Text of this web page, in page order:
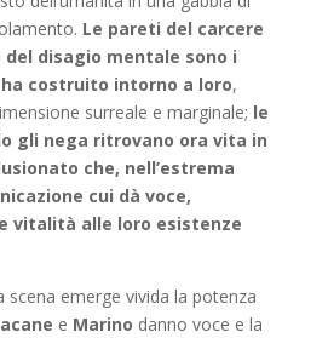
Le pareti del carcere
del disagio mentale sono i
costruito intorno a loro,
surreale e marginale; le
gli nega ritrovano ora vita in
che, nell’estrema
cui dà voce,
vitalità alle loro esistenze
scena emerge vivida la potenza
e Marino danno voce e la